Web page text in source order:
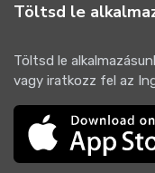
Töltsd le
Töltsd le
vagy iratkozz fel az